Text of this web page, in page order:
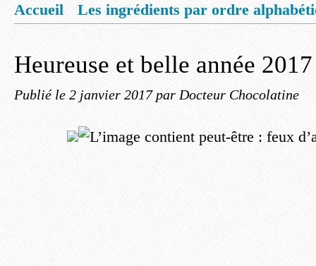
Accueil
Les ingrédients par ordre
Heureuse et belle année 2017
Publié le 2 janvier 2017 par Docteur Chocolatine